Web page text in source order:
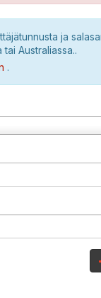
ja
Australiassa..
.